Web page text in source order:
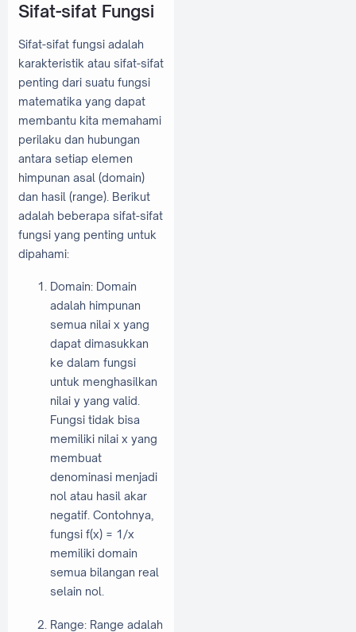
Sifat-sifat Fungsi
Sifat-sifat fungsi adalah
karakteristik atau sifat-sifat
penting dari suatu fungsi
matematika yang dapat
membantu kita memahami
perilaku dan hubungan
antara setiap elemen
himpunan asal (domain)
dan hasil (range). Berikut
adalah beberapa sifat-sifat
fungsi yang penting untuk
dipahami:
Domain: Domain
adalah himpunan
semua nilai x yang
dapat dimasukkan
ke dalam fungsi
untuk menghasilkan
nilai y yang valid.
Fungsi tidak bisa
memiliki nilai x yang
membuat
denominasi menjadi
nol atau hasil akar
negatif. Contohnya,
fungsi f(x) = 1/x
memiliki domain
semua bilangan real
selain nol.
Range: Range adalah